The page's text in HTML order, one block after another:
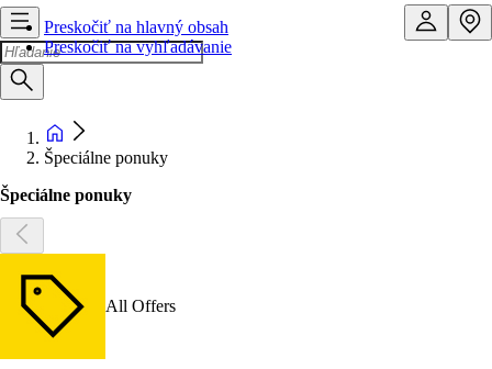
Preskočiť na hlavný obsah
Preskočiť na vyhľadávanie
Špeciálne ponuky
Špeciálne ponuky
All Offers